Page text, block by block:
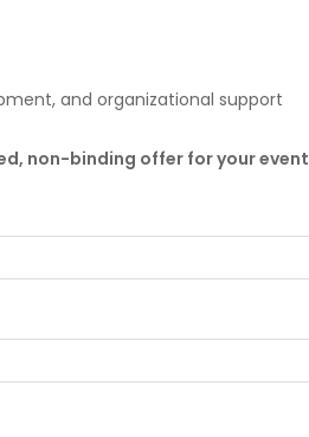
and organizational support
non-binding offer for your